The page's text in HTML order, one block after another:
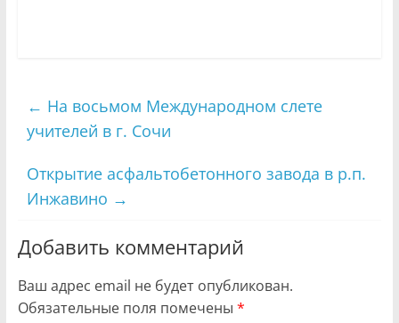
← На восьмом Международном слете
учителей в г. Сочи
Открытие асфальтобетонного завода в р.п.
Инжавино →
Добавить комментарий
Ваш адрес email не будет опубликован.
Обязательные поля помечены *